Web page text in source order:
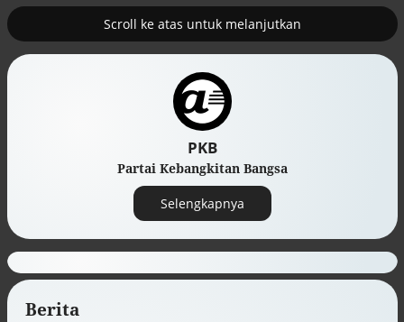
Scroll ke atas untuk melanjutkan
PKB
Partai Kebangkitan Bangsa
Selengkapnya
Berita